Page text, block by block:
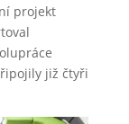
projekt
již čtyři